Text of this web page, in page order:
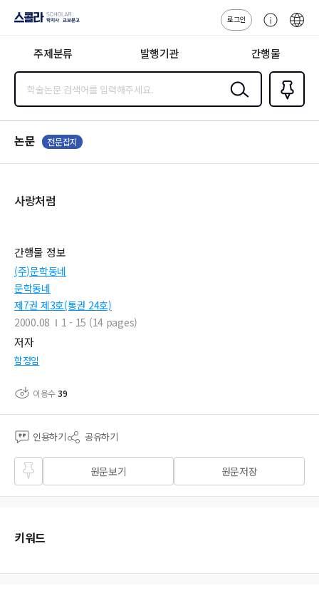
지사·교보문고
로그인
센
주제분류 발행기관 간행물
검색
즐겨찾
기0
논문 전문잡지
사랑처럼
간행물 정보
(주)문학동네
문학동네
제7권 제3호(통권 24호)
2000.08
1 - 15 (14 pages)
저자
함정임
이용수39
인용하기 공유하기
즐겨
찾기
원문보기 원문저장
키워드